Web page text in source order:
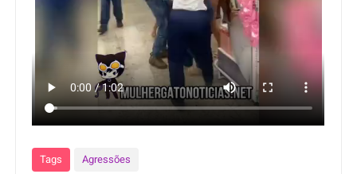
Tags Agressões